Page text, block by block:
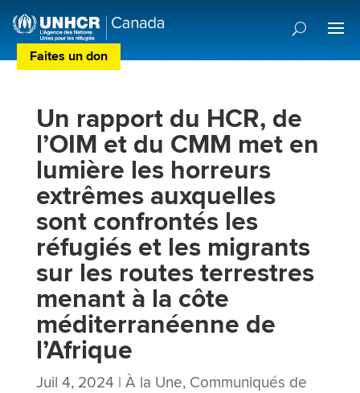
Faites un don Centre de Préférences des Donateurs
Un rapport du HCR, de
l’OIM et du CMM met en
lumière les horreurs
extrêmes auxquelles
sont confrontés les
réfugiés et les migrants
sur les routes terrestres
menant à la côte
méditerranéenne de
l’Afrique
Juil 4, 2024 | À la Une, Communiqués de